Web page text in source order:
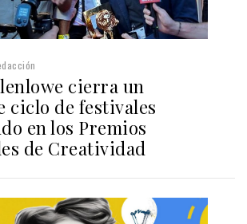
cierra un
ciclo de festivales
en los Premios
de Creatividad